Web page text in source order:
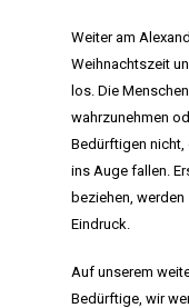
Weiter am
Weihnachtszeit
los. Die
wahrzunehmen
Bedürftigen
ins Auge fallen.
beziehen,
Eindruck.
Auf unserem
Bedürftige, wir